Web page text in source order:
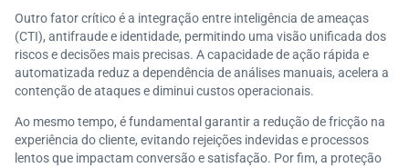
Outro fator crítico é a integração entre inteligência de ameaças
(CTI), antifraude e identidade, permitindo uma visão unificada dos
riscos e decisões mais precisas. A capacidade de ação rápida e
automatizada reduz a dependência de análises manuais, acelera a
contenção de ataques e diminui custos operacionais.
Ao mesmo tempo, é fundamental garantir a redução de fricção na
experiência do cliente, evitando rejeições indevidas e processos
lentos que impactam conversão e satisfação. Por fim, a proteção